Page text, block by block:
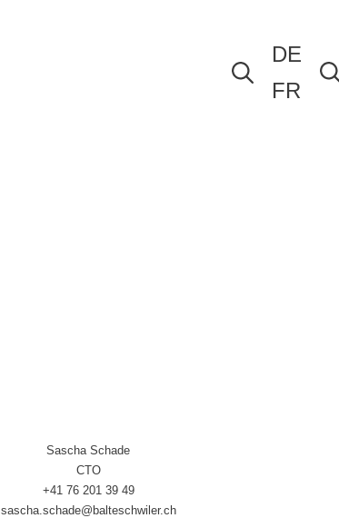
DE
FR
Sascha Schade
CTO
+41 76 201 39 49
sascha.schade@balteschwiler.ch